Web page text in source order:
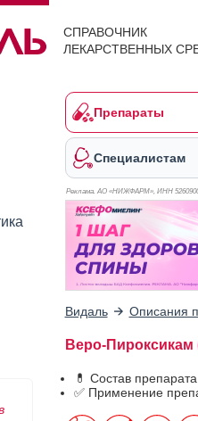
СПРАВОЧНИК
ЛЕКАРСТВЕННЫХ
Препараты
Специалистам
Реклама. АО «НИЖФАРМ», ИНН 526
Видаль Описания
Веро-
💊 Состав
✅ Применение